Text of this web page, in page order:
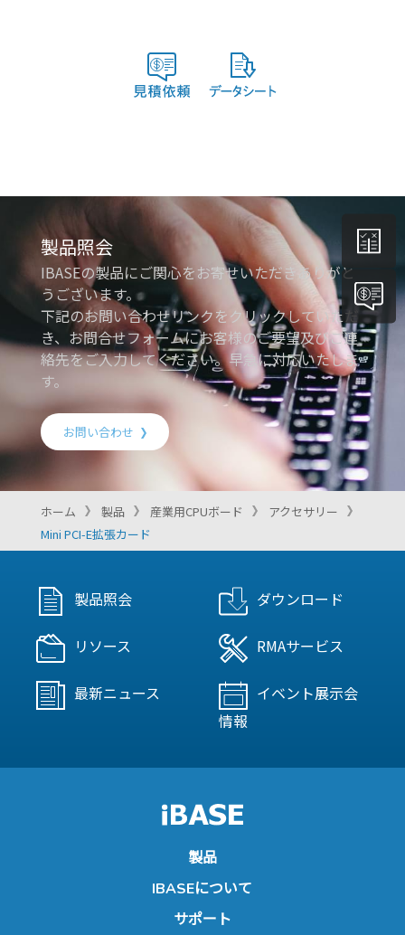
製品照会
IBASEの製品にご関心をお寄せいただきありがと
うございます。
下記のお問い合わせリンクをクリックしていただ
き、お問合せフォームにお客様のご要望及びご連
絡先をご入力してください。早急に対応いたしま
す。
お問い合わせ
ホーム 製品 産業用CPUボード
アクセサリー
Mini PCI-E拡張カード
製品照会 ダウンロード
リソース RMAサービス
最新ニュース
イベント展示会
情報
製品
IBASEについて
サポート